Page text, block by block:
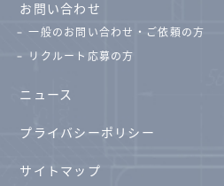
お問い合わせ
一般のお問い合わせ・ご依頼の方
リクルート応募の方
ニュース
プライバシーポリシー
サイトマップ